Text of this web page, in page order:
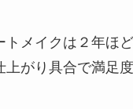
トメイクは２年ほ
上がり具合で満足